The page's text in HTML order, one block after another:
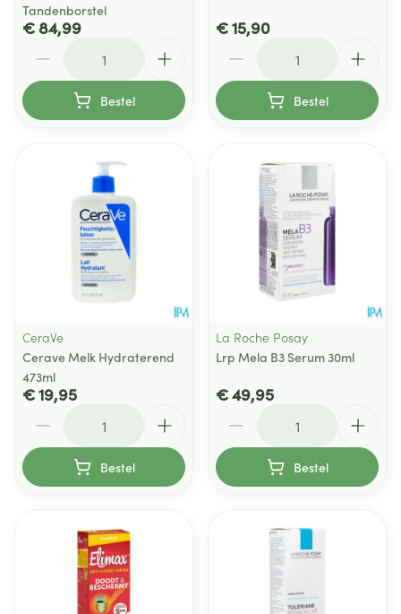
Tandenborstel
€ 84,99
Bestel
€ 15,90
Bestel
CeraVe
Cerave Melk Hydraterend
473ml
€ 19,95
Bestel
La Roche Posay
Lrp Mela B3 Serum 30ml
€ 49,95
Bestel